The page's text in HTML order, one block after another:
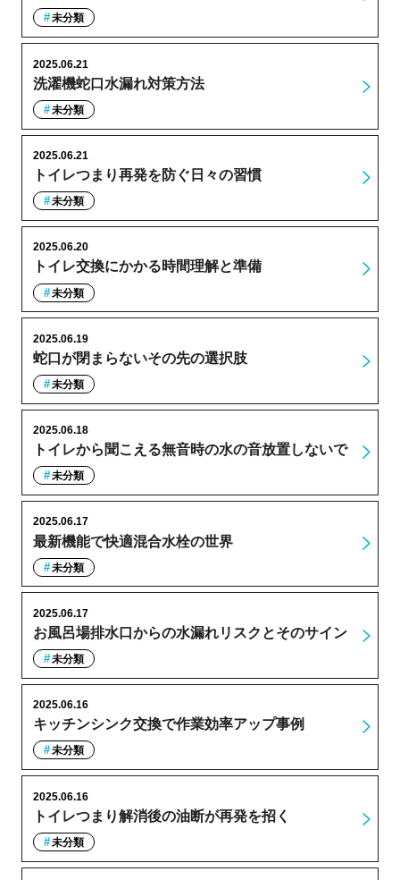
未分類
洗濯機蛇口水漏れ対策方法
2025.06.21
未分類
トイレつまり再発を防ぐ日々の習慣
2025.06.21
未分類
トイレ交換にかかる時間理解と準備
2025.06.20
未分類
蛇口が閉まらないその先の選択肢
2025.06.19
未分類
トイレから聞こえる無音時の水の音放置しないで
2025.06.18
未分類
最新機能で快適混合水栓の世界
2025.06.17
未分類
お風呂場排水口からの水漏れリスクとそのサイン
2025.06.17
未分類
キッチンシンク交換で作業効率アップ事例
2025.06.16
未分類
トイレつまり解消後の油断が再発を招く
2025.06.16
未分類